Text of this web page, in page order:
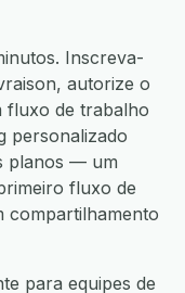
Inscreva-
autorize o
fluxo de trabalho
personalizado
planos — um
fluxo de
compartilhamento
para equipes de